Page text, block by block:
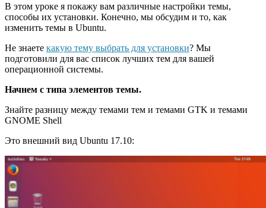
В этом уроке я покажу вам различные настройки темы,
способы их установки. Конечно, мы обсудим и то, как
изменить темы в Ubuntu.
Не знаете какую тему выбрать для установки? Мы
подготовили для вас список лучших тем для вашей
операционной системы.
Начнем с типа элементов темы.
Знайте разницу между темами тем и темами GTK и темами
GNOME Shell
Это внешний вид Ubuntu 17.10: